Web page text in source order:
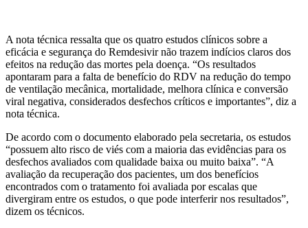
A nota técnica ressalta que os quatro estudos clínicos sobre a
eficácia e segurança do Remdesivir não trazem indícios claros dos
efeitos na redução das mortes pela doença. “Os resultados
apontaram para a falta de benefício do RDV na redução do tempo
de ventilação mecânica, mortalidade, melhora clínica e conversão
viral negativa, considerados desfechos críticos e importantes”, diz a
nota técnica.
De acordo com o documento elaborado pela secretaria, os estudos
“possuem alto risco de viés com a maioria das evidências para os
desfechos avaliados com qualidade baixa ou muito baixa”. “A
avaliação da recuperação dos pacientes, um dos benefícios
encontrados com o tratamento foi avaliada por escalas que
divergiram entre os estudos, o que pode interferir nos resultados”,
dizem os técnicos.